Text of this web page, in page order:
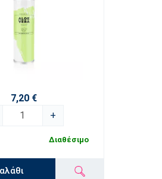
7,20 €
+
Διαθέσιμο